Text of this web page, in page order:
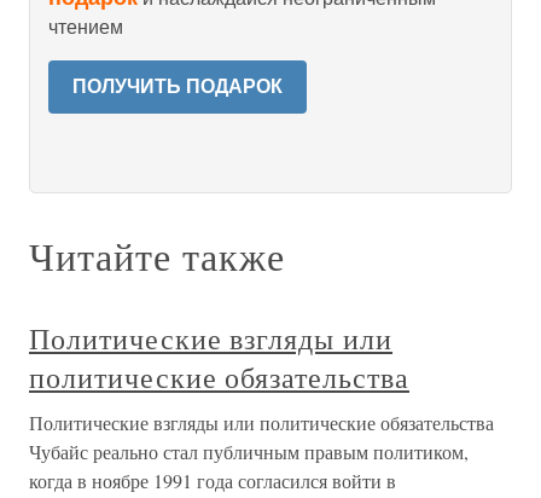
чтением
ПОЛУЧИТЬ ПОДАРОК
Читайте также
Политические взгляды или
политические обязательства
Политические взгляды или политические обязательства
Чубайс реально стал публичным правым политиком,
когда в ноябре 1991 года согласился войти в